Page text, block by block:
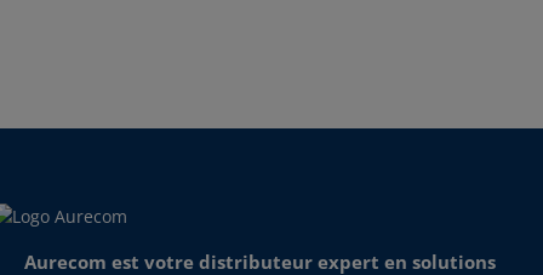
Aurecom est votre distributeur expert en solutions